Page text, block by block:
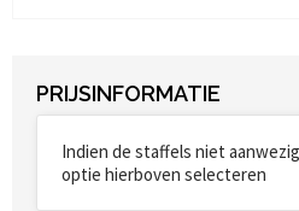
PRIJSINFORMATIE
Indien de staffels niet
optie hierboven selecteren